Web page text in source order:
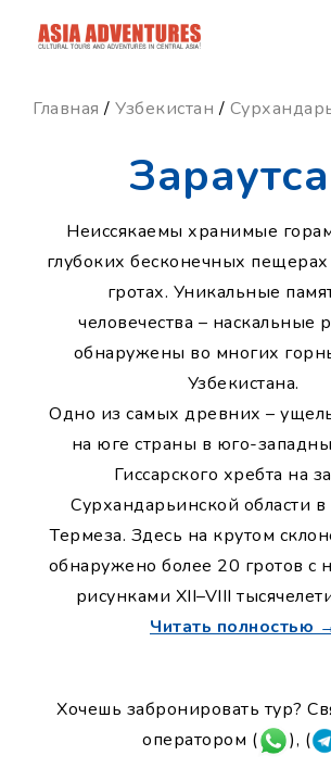
news_id
Главная / Узбекистан /
Неиссякаемы хранимые
глубоких бесконечных
гротах. Уникальные
человечества – наскальные
обнаружены во многих
Узбекистана.
Одно из самых древних –
на юге страны в юго-
Гиссарского хребта на
Сурхандарьинской области
Термеза. Здесь на крутом
обнаружено более 20 гротов с
рисунками XII–VIII
Читать полностью
Хочешь забронировать тур?
оператором (
), (